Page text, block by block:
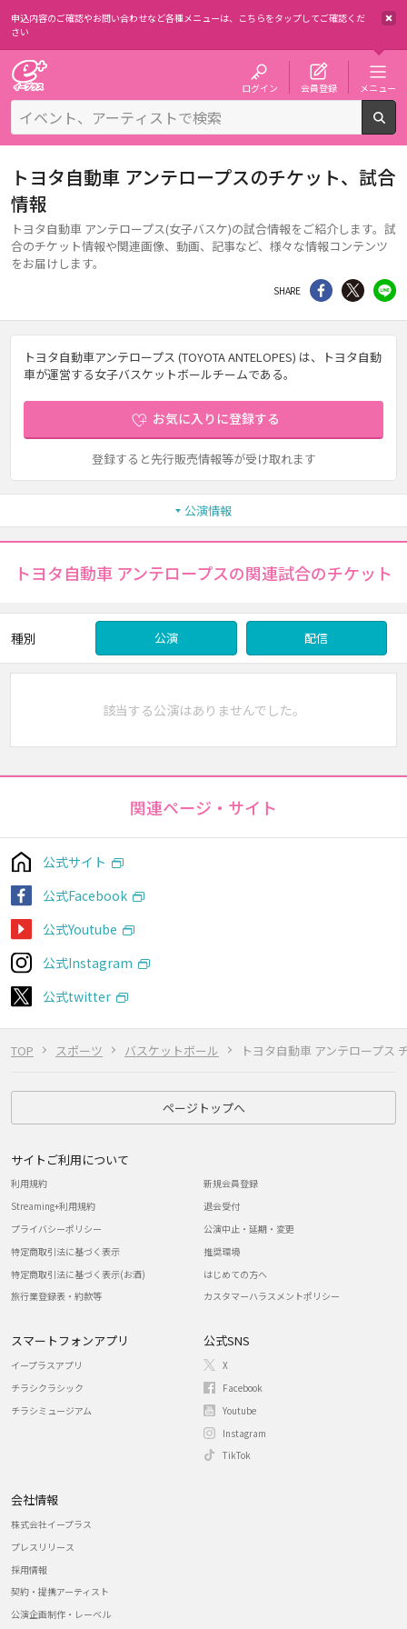
申込内容のご確認やお問い合わせなど各種メニューは、 こちらをタップしてご確認くだ
さい
ログイン 会員登録 メニュー
TOP スポーツ バスケットボール トヨタ自動車 アンテロープス
トヨタ自動車 アンテロープスのチケット、試合
情報
トヨタ自動車 アンテロープス(女子バスケ)の試合情報をご紹介します。試
合のチケット情報や関連画像、動画、記事など、様々な情報コンテンツ
をお届けします。
SHARE シェア Twitter
トヨタ自動車アンテロープス (TOYOTA ANTELOPES) は、トヨタ自動
車が運営する女子バスケットボールチームである。
お気に入りに登録する
登録すると先行販売情報等が受け取れます
公演情報
トヨタ自動車 アンテロープスの関連試合のチケット
種別 公演 配信
該当する公演はありませんでした。
関連ページ・サイト
公式サイト
公式Facebook
公式Youtube
公式Instagram
公式twitter
ページトップへ
サイトご利用について
利用規約
Streaming+利用規約
プライバシーポリシー
特定商取引法に基づく表示
特定商取引法に基づく表示(お酒)
旅行業登録表・約款等
新規会員登録
退会受付
公演中止・延期・変更
推奨環境
はじめての方へ
カスタマーハラスメントポリシー
スマートフォンアプリ
イープラスアプリ
チラシクラシック
チラシミュージアム
公式SNS
X
Facebook
Youtube
Instagram
TikTok
会社情報
株式会社イープラス
プレスリリース
採用情報
契約・提携アーティスト
公演企画制作・レーベル